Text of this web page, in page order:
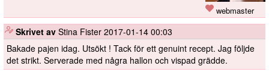
webmaster
Skrivet av Stina Fister 2017-01-14 00:03
Bakade pajen idag. Utsökt ! Tack för ett genuint recept. Jag följde
det strikt. Serverade med några hallon och vispad grädde.